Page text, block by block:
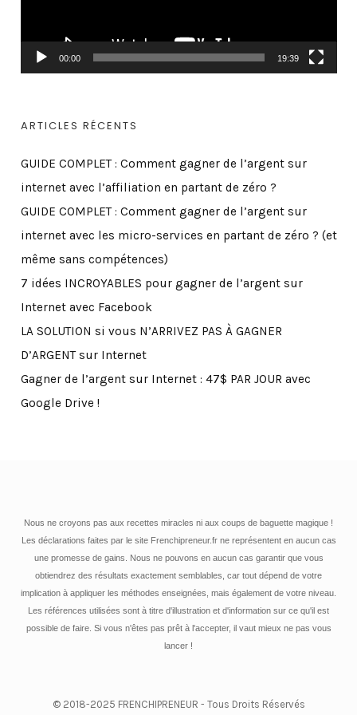
i
o
00:00 19:39
ARTICLES RÉCENTS
GUIDE COMPLET : Comment gagner de l’argent sur
internet avec l’affiliation en partant de zéro ?
GUIDE COMPLET : Comment gagner de l’argent sur
internet avec les micro-services en partant de zéro ? (et
même sans compétences)
7 idées INCROYABLES pour gagner de l’argent sur
Internet avec Facebook
LA SOLUTION si vous N’ARRIVEZ PAS À GAGNER
D’ARGENT sur Internet
Gagner de l’argent sur Internet : 47$ PAR JOUR avec
Google Drive !
Nous ne croyons pas aux recettes miracles ni aux coups de baguette magique !
Les déclarations faites par le site Frenchipreneur.fr ne représentent en aucun cas
une promesse de gains. Nous ne pouvons en aucun cas garantir que vous
obtiendrez des résultats exactement semblables, car tout dépend de votre
implication à appliquer les méthodes enseignées, mais également de votre niveau.
Les références utilisées sont à titre d'illustration et d'information sur ce qu'il est
possible de faire. Si vous n'êtes pas prêt à l'accepter, il vaut mieux ne pas vous
lancer !
© 2018-2025 FRENCHIPRENEUR - Tous Droits Réservés